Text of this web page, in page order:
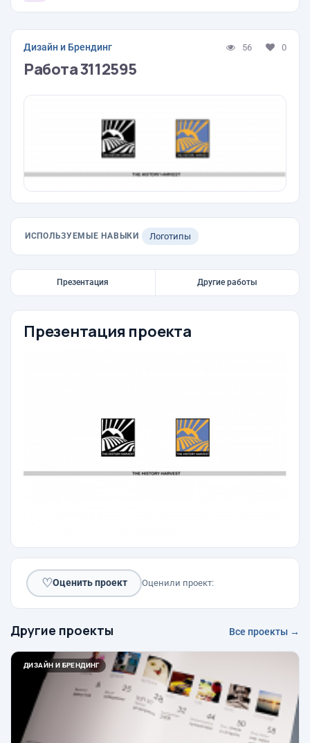
Дизайн и Брендинг 56 0
Работа 3112595
ИСПОЛЬЗУЕМЫЕ НАВЫКИ Логотипы
Презентация Другие работы
Презентация проекта
♡Оценить проект Оценили проект:
Другие проекты Все проекты →
ДИЗАЙН И БРЕНДИНГ